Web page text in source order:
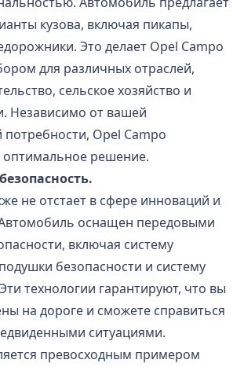
кузова, включая пикапы,
Это делает Opel Campo
для различных отраслей,
сельское хозяйство и
Независимо от вашей
Opel Campo
решение.
не отстает в сфере инноваций и
оснащен передовыми
включая систему
безопасности и систему
технологии гарантируют, что вы
на дороге и сможете справиться
ситуациями.
превосходным примером